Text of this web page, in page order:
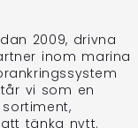
2009, drivna
inom marina
vi som en
tänka nytt.